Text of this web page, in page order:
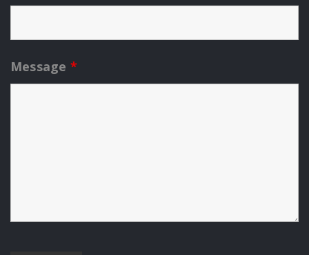
Message *